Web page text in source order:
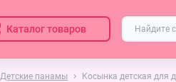
Каталог товаров
Детские панамы Косынка детская для